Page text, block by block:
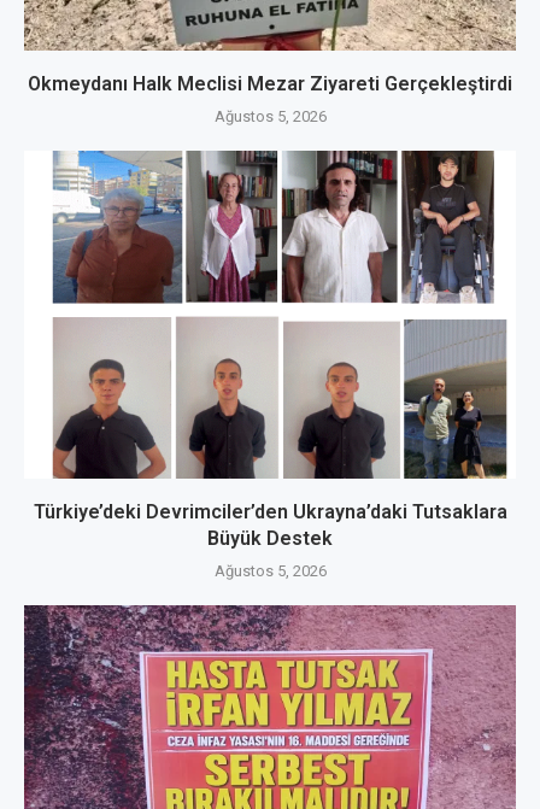
Okmeydanı Halk Meclisi Mezar Ziyareti Gerçekleştirdi
Ağustos 5, 2026
Türkiye’deki Devrimciler’den Ukrayna’daki Tutsaklara
Büyük Destek
Ağustos 5, 2026